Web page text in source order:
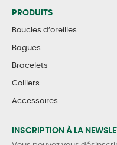
PRODUITS
Boucles d’oreilles
Bagues
Bracelets
Colliers
Accessoires
INSCRIPTION À LA